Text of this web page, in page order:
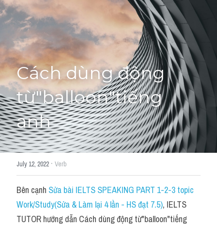
Học thử →
Cách dùng động
từ"balloon"tiếng
anh
July 12, 2022 · Verb
Bên cạnh Sửa bài IELTS SPEAKING PART 1-2-3 topic
Work/Study(Sửa & Làm lại 4 lần - HS đạt 7.5), IELTS
TUTOR hướng dẫn Cách dùng động từ"balloon"tiếng